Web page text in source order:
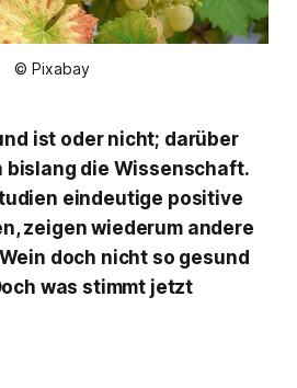
© Pixabay
ist oder nicht; darüber
die Wissenschaft.
eindeutige positive
zeigen wiederum andere
doch nicht so gesund
was stimmt jetzt